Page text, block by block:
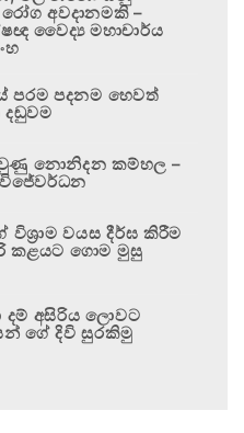
රෝග අවදානමකි –
වෛද්‍ය මහාචාර්ය
පරම පදනම හෙවත්
දඬුවම
නොනිදන කම්හල –
වයස දීර්ඝ කිරීම
කළයට ගොම මුසු
දම් අසිරිය ලොවට
ගේ දිවි සුරකිමු